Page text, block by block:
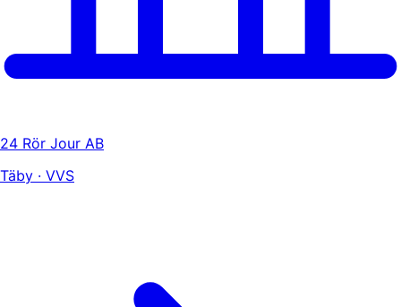
24 Rör Jour AB
Täby · VVS